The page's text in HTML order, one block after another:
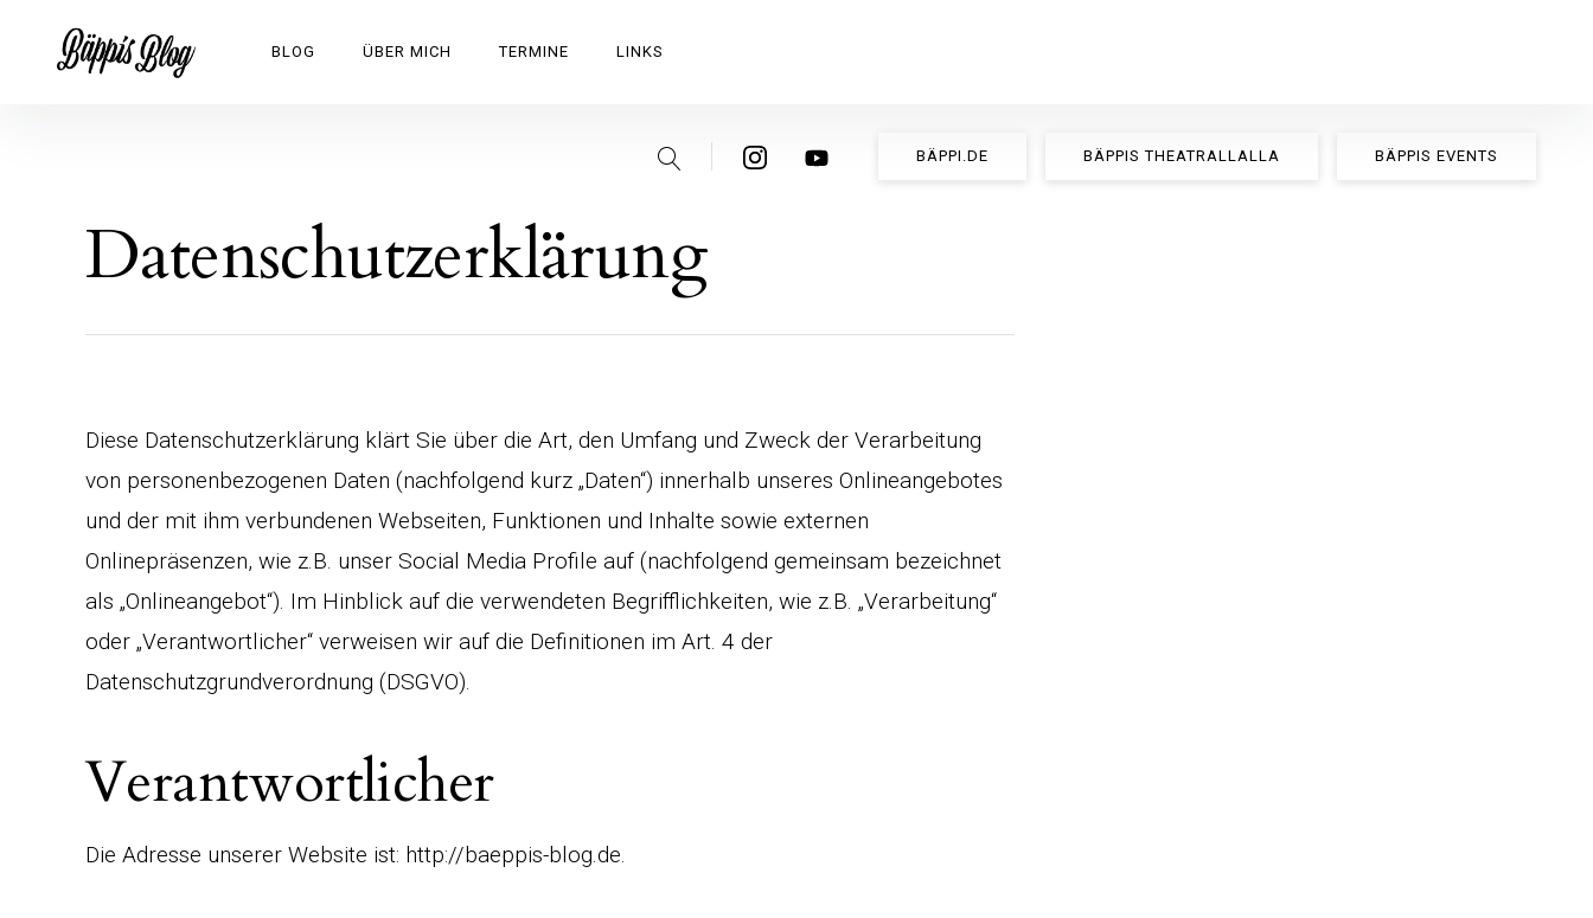
überspringenBäppis Blog BLOG ÜBER MICH TERMINE LINKS
InstagramYoutube BÄPPI.DE BÄPPIS THEATRALLALLA BÄPPIS EVENTS
Datenschutzerklärung
Diese Datenschutzerklärung klärt Sie über die Art, den Umfang und Zweck der Verarbeitung
von personenbezogenen Daten (nachfolgend kurz „Daten“) innerhalb unseres Onlineangebotes
und der mit ihm verbundenen Webseiten, Funktionen und Inhalte sowie externen
Onlinepräsenzen, wie z.B. unser Social Media Profile auf (nachfolgend gemeinsam bezeichnet
als „Onlineangebot“). Im Hinblick auf die verwendeten Begrifflichkeiten, wie z.B. „Verarbeitung“
oder „Verantwortlicher“ verweisen wir auf die Definitionen im Art. 4 der
Datenschutzgrundverordnung (DSGVO).
Verantwortlicher
Die Adresse unserer Website ist: http://baeppis-blog.de.